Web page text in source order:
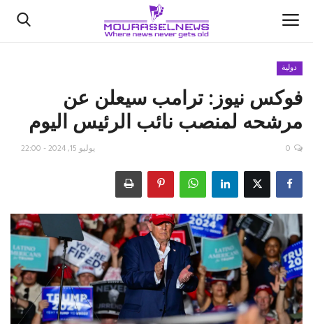
الأخبار
كتّابنا
اقتصاد
علوم وتكنولوجيا
رياضة
فيديو
دولية
فوكس نيوز: ترامب سيعلن عن
مرشحه لمنصب نائب الرئيس اليوم
يوليو 15, 2024 - 22:00 0